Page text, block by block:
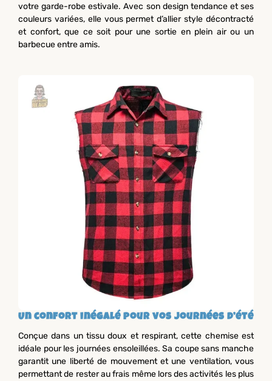
votre garde-robe estivale. Avec son design tendance et ses
couleurs variées, elle vous permet d’allier style décontracté
et confort, que ce soit pour une sortie en plein air ou un
barbecue entre amis.
Un confort inégalé pour vos journées d’été
Conçue dans un tissu doux et respirant, cette chemise est
idéale pour les journées ensoleillées. Sa coupe sans manche
garantit une liberté de mouvement et une ventilation, vous
permettant de rester au frais même lors des activités les plus